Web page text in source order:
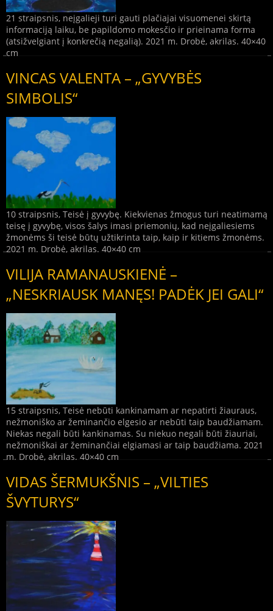
21 straipsnis, neįgalieji turi gauti plačiajai visuomenei skirtą
informaciją laiku, be papildomo mokesčio ir prieinama forma
(atsižvelgiant į konkrečią negalią). 2021 m. Drobė, akrilas. 40×40
cm
VINCAS VALENTA – „GYVYBĖS
SIMBOLIS“
10 straipsnis, Teisė į gyvybę. Kiekvienas žmogus turi neatimamą
teisę į gyvybę, visos šalys imasi priemonių, kad neįgaliesiems
žmonėms ši teisė būtų užtikrinta taip, kaip ir kitiems žmonėms.
2021 m. Drobė, akrilas. 40×40 cm
VILIJA RAMANAUSKIENĖ –
„NESKRIAUSK MANĘS! PADĖK JEI GALI“
15 straipsnis, Teisė nebūti kankinamam ar nepatirti žiauraus,
nežmoniško ar žeminančio elgesio ar nebūti taip baudžiamam.
Niekas negali būti kankinamas. Su niekuo negali būti žiauriai,
nežmoniškai ar žeminančiai elgiamasi ar taip baudžiama. 2021
m. Drobė, akrilas. 40×40 cm
VIDAS ŠERMUKŠNIS – „VILTIES
ŠVYTURYS“